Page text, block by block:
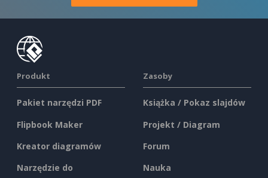
Produkt
Pakiet narzędzi PDF
Flipbook Maker
Kreator diagramów
Narzędzie do
Zasoby
Książka / Pokaz slajdów
Projekt / Diagram
Forum
Nauka